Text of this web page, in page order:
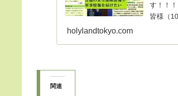
す！！
皆様（
holylandtokyo.com
関連